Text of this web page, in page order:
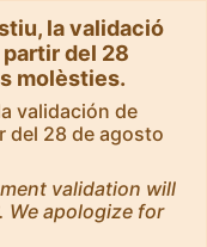
la validació
del 28
molèsties.
validación de
del 28 de agosto
validation will
We apologize for